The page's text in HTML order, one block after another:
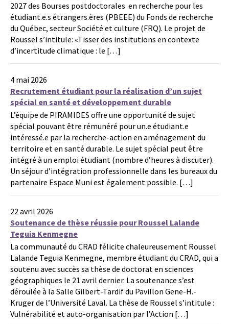
2027 des Bourses postdoctorales en recherche pour les
étudiant.e.s étrangers.ères (PBEEE) du Fonds de recherche
du Québec, secteur Société et culture (FRQ). Le projet de
Roussel s’intitule: «Tisser des institutions en contexte
d’incertitude climatique : le […]
4 mai 2026
Recrutement étudiant pour la réalisation d’un sujet
spécial en santé et développement durable
L’équipe de PIRAMIDES offre une opportunité de sujet
spécial pouvant être rémunéré pour un.e étudiant.e
intéressé.e par la recherche-action en aménagement du
territoire et en santé durable. Le sujet spécial peut être
intégré à un emploi étudiant (nombre d’heures à discuter).
Un séjour d’intégration professionnelle dans les bureaux du
partenaire Espace Muni est également possible. […]
22 avril 2026
Soutenance de thèse réussie pour Roussel Lalande
Teguia Kenmegne
La communauté du CRAD félicite chaleureusement Roussel
Lalande Teguia Kenmegne, membre étudiant du CRAD, qui a
soutenu avec succès sa thèse de doctorat en sciences
géographiques le 21 avril dernier. La soutenance s’est
déroulée à la Salle Gilbert-Tardif du Pavillon Gene-H.-
Kruger de l’Université Laval. La thèse de Roussel s’intitule :
Vulnérabilité et auto-organisation par l’Action […]